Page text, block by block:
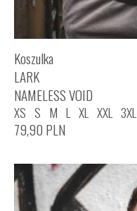
Koszulka
LARK
NAMELESS VOID
XS S M L XL XXL 3XL
79,90 PLN